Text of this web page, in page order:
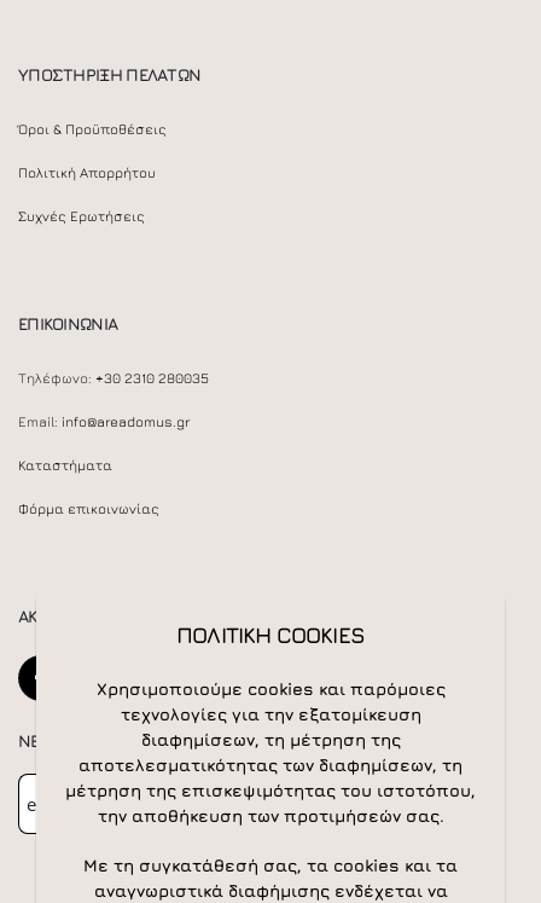
ΥΠΟΣΤΗΡΙΞΗ ΠΕΛΑΤΩΝ
Όροι & Προϋποθέσεις
Πολιτική Απορρήτου
Συχνές Ερωτήσεις
ΕΠΙΚΟΙΝΩΝΙΑ
Τηλέφωνο: +30 2310 280035
Email: info@areadomus.gr
Καταστήματα
Φόρμα επικοινωνίας
ΑΚΟΛΟΥΘΕΙΣΤΕ ΜΑΣ
NEWSLETTER
Newsletter Subscribe
ΠΟΛΙΤΙΚΗ COOKIES
Χρησιμοποιούμε cookies και παρόμοιες
τεχνολογίες για την εξατομίκευση
διαφημίσεων, τη μέτρηση της
αποτελεσματικότητας των διαφημίσεων, τη
μέτρηση της επισκεψιμότητας του ιστοτόπου,
την αποθήκευση των προτιμήσεών σας.
Με τη συγκατάθεσή σας, τα cookies και τα
αναγνωριστικά διαφήμισης ενδέχεται να